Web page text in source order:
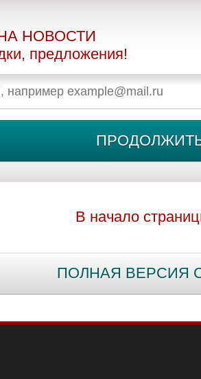
НОВОСТИ
предложения!
В начало
ПОЛНАЯ ВЕРСИЯ